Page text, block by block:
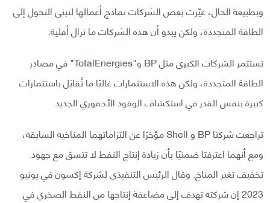
وبطبيعة الحال، غيّرت بعض الشركات نماذج أعمالها لتبني التحول إلى
الطاقة المتجددة، ولكن يبدو أن هذه الشركات ما تزال أقلية.
تستثمر الشركات الكبرى مثل BP و"TotalEnergies" في مصادر
الطاقة المتجددة، ولكن هذه الاستثمارات غالبًا ما تُقابَل باستثمارات
كبيرة بنفس القدر في استكشاف الوقود الأحفوري الجديد.
تراجعت شركتا BP و Shell مؤخرًا عن التزاماتهما المناخية السابقة،
ومع أنهما اعترفتا ضمنيًا بأن زيادة إنتاج النفط لا تتسق مع جهود
تخفيف تغير المناخ. وقال الرئيس التنفيذي لشركة إكسون في يونيو
2023 إن شركته تهدف إلى مضاعفة إنتاجها من النفط الصخري في